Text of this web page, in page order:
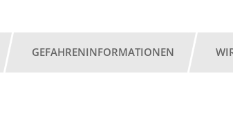
GEFAHRENINFORMATIONEN